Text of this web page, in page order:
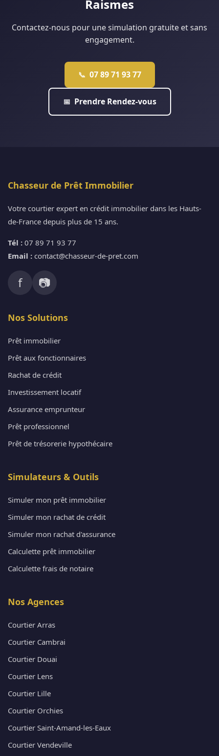
Raismes
Contactez-nous pour une simulation gratuite et sans
engagement.
📞 07 89 71 93 77
📅 Prendre Rendez-vous
Chasseur de Prêt Immobilier
Votre courtier expert en crédit immobilier dans les Hauts-
de-France depuis plus de 15 ans.
Tél : 07 89 71 93 77
Email : contact@chasseur-de-pret.com
f 📷
Nos Solutions
Prêt immobilier
Prêt aux fonctionnaires
Rachat de crédit
Investissement locatif
Assurance emprunteur
Prêt professionnel
Prêt de trésorerie hypothécaire
Simulateurs & Outils
Simuler mon prêt immobilier
Simuler mon rachat de crédit
Simuler mon rachat d'assurance
Calculette prêt immobilier
Calculette frais de notaire
Nos Agences
Courtier Arras
Courtier Cambrai
Courtier Douai
Courtier Lens
Courtier Lille
Courtier Orchies
Courtier Saint-Amand-les-Eaux
Courtier Vendeville